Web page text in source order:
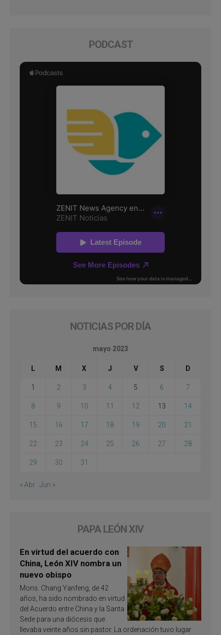
PODCAST
NOTICIAS POR DÍA
mayo 2023
L M X J V S D
1 2 3 4 5 6 7
8 9 10 11 12 13 14
15 16 17 18 19 20 21
22 23 24 25 26 27 28
29 30 31
« Abr Jun »
PAPA LEÓN XIV
En virtud del acuerdo con
China, León XIV nombra un
nuevo obispo
Mons. Chang Yanfeng, de 42
años, ha sido nombrado en virtud
del Acuerdo entre China y la Santa
Sede para una diócesis que
llevaba veinte años sin pastor. La ordenación tuvo lugar